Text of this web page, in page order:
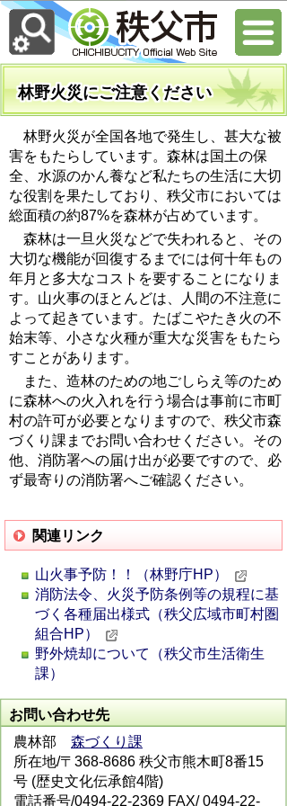
林野火災にご注意ください
林野火災が全国各地で発生し、甚大な被
害をもたらしています。森林は国土の保
全、水源のかん養など私たちの生活に大切
な役割を果たしており、秩父市においては
総面積の約87%を森林が占めています。
森林は一旦火災などで失われると、その
大切な機能が回復するまでには何十年もの
年月と多大なコストを要することになりま
す。山火事のほとんどは、人間の不注意に
よって起きています。たばこやたき火の不
始末等、小さな火種が重大な災害をもたら
すことがあります。
また、造林のための地ごしらえ等のため
に森林への火入れを行う場合は事前に市町
村の許可が必要となりますので、秩父市森
づくり課までお問い合わせください。その
他、消防署への届け出が必要ですので、必
ず最寄りの消防署へご確認ください。
関連リンク
山火事予防！！（林野庁HP）
消防法令、火災予防条例等の規程に基
づく各種届出様式（秩父広域市町村圏
組合HP）
野外焼却について（秩父市生活衛生
課）
お問い合わせ先
農林部 森づくり課
所在地/〒368-8686 秩父市熊木町8番15
号 (歴史文化伝承館4階)
電話番号/0494-22-2369 FAX/ 0494-22-